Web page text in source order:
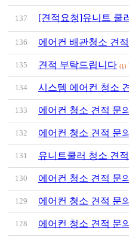
137 [견적요청]유니트 쿨
136 에어컨 배관청소 견
135 견적 부탁드립니다 (1)
134 시스템 에어컨 청소
133 에어컨 청소 견적 문의
132 에어컨 청소 견적 문의
131 유니트쿨러 청소 견
130 에어컨 청소 견적 문
129 에어컨 청소 견적 문
128 에어컨 청소 견적 문의